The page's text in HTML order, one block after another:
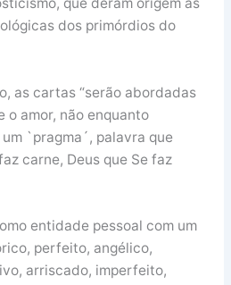
dos primórdios do
as cartas “serão abordadas
o amor, não enquanto
`pragma´, palavra que
carne, Deus que Se faz
entidade pessoal com um
perfeito, angélico,
arriscado, imperfeito,